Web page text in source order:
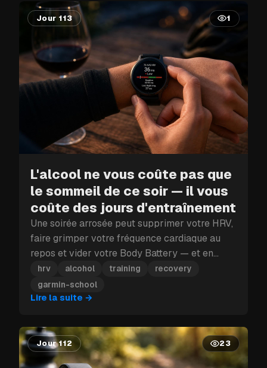
Jour 113 1
L'alcool ne vous coûte pas que
le sommeil de ce soir — il vous
coûte des jours d'entraînement
Une soirée arrosée peut supprimer votre HRV,
faire grimper votre fréquence cardiaque au
repos et vider votre Body Battery — et en
plein bloc d'entraînement, ce coup porté à la
récupération peut vous coûter plus qu'une
seule journée.
hrv alcohol training
recovery
garmin-school
Lire la suite →
Jour 112 23